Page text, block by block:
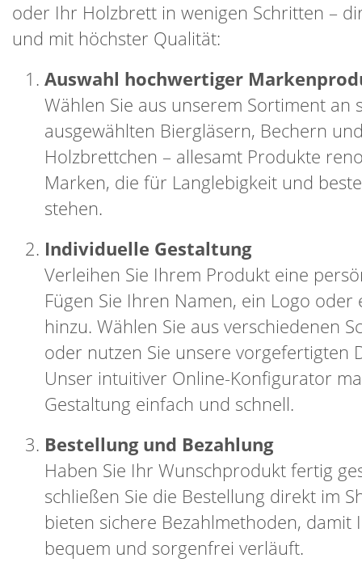
oder Ihr Holzbrett in wenigen Schritten –
und mit höchster Qualität:
Auswahl hochwertiger
Wählen Sie aus unserem Sortiment an
ausgewählten Biergläsern, Bechern
Holzbrettchen – allesamt Produkte
Marken, die für Langlebigkeit und
stehen.
Individuelle Gestaltung
Verleihen Sie Ihrem Produkt eine
Fügen Sie Ihren Namen, ein Logo oder
hinzu. Wählen Sie aus verschiedenen
oder nutzen Sie unsere vorgefertigten
Unser intuitiver Online-Konfigurator
Gestaltung einfach und schnell.
Bestellung und Bezahlung
Haben Sie Ihr Wunschprodukt fertig
schließen Sie die Bestellung direkt im
bieten sichere Bezahlmethoden, damit
bequem und sorgenfrei verläuft.